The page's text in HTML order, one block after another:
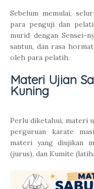
Sebelum memulai,
para penguji dan
murid dengan Sensei-
santun, dan rasa
oleh para pelatih.
Materi Ujian
Kuning
Perlu diketahui, materi
perguruan karate
materi yang diujikan
(jurus), dan Kumite